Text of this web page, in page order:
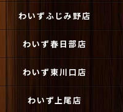
わいずふじみ野店
わいず春日部店
わいず東川口店
わいず上尾店